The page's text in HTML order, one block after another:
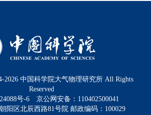
2026 中国科学院大气物理研究所 All Rights
Reserved
号-6
京公网安备：110402500041
阳区北辰西路81号院 邮政编码：100029